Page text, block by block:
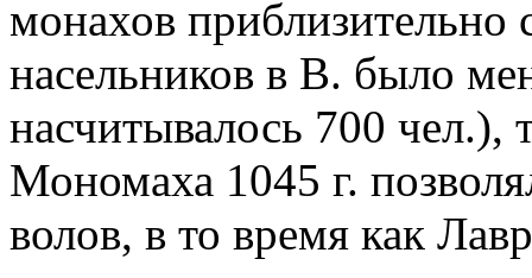
монахов приблизительно
насельников в В. было
насчитывалось 700
Мономаха 1045 г.
волов, в то время как